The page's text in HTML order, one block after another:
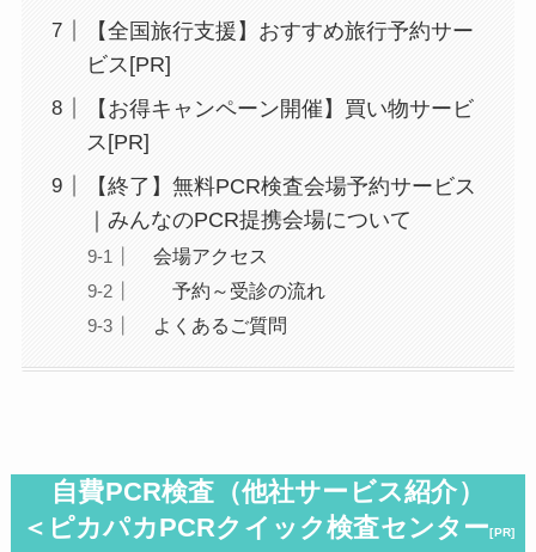
【全国旅行支援】おすすめ旅行予約サー
ビス[PR]
【お得キャンペーン開催】買い物サービ
ス[PR]
【終了】無料PCR検査会場予約サービス
｜みんなのPCR提携会場について
会場アクセス
予約～受診の流れ
よくあるご質問
自費PCR検査（他社サービス紹介）
＜ピカパカPCRクイック検査センター[PR]